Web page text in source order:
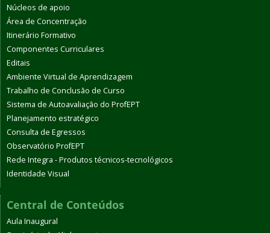
Núcleos de apoio
Área de Concentração
Itinerário Formativo
Componentes Curriculares
Editais
Ambiente Virtual de Aprendizagem
Trabalho de Conclusão de Curso
Sistema de Autoavaliação do ProfEPT
Planejamento estratégico
Consulta de Egressos
Observatório ProfEPT
Rede Integra - Produtos técnicos-tecnológicos
Identidade Visual
Central de Conteúdos
Aula Inaugural